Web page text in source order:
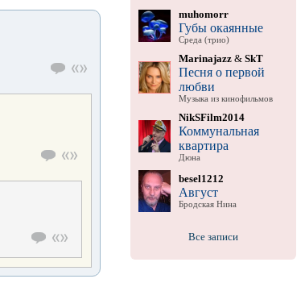
muhomorr
Губы окаянные
Среда (трио)
Marinajazz& SkT
Песня о первой
любви
Музыка из кинофильмов
NikSFilm2014
Коммунальная
квартира
Дюна
besel1212
Август
Бродская Нина
Все записи